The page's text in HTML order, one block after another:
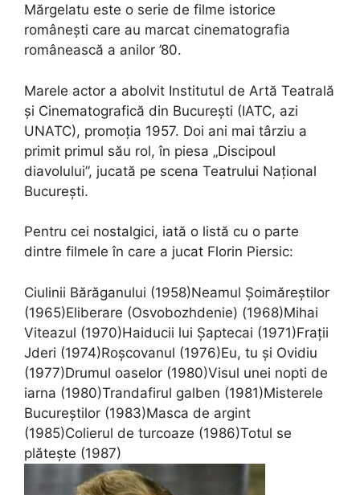
Mărgelatu este o serie de filme istorice
românești care au marcat cinematografia
românească a anilor ’80.
Marele actor a abolvit Institutul de Artă Teatrală
și Cinematografică din București (IATC, azi
UNATC), promoția 1957. Doi ani mai târziu a
primit primul său rol, în piesa „Discipoul
diavolului”, jucată pe scena Teatrului Național
București.
Pentru cei nostalgici, iată o listă cu o parte
dintre filmele în care a jucat Florin Piersic:
Ciulinii Bărăganului (1958)Neamul Șoimăreștilor
(1965)Eliberare (Osvobozhdenie) (1968)Mihai
Viteazul (1970)Haiducii lui Șaptecai (1971)Frații
Jderi (1974)Roșcovanul (1976)Eu, tu și Ovidiu
(1977)Drumul oaselor (1980)Visul unei nopti de
iarna (1980)Trandafirul galben (1981)Misterele
Bucureștilor (1983)Masca de argint
(1985)Colierul de turcoaze (1986)Totul se
plătește (1987)